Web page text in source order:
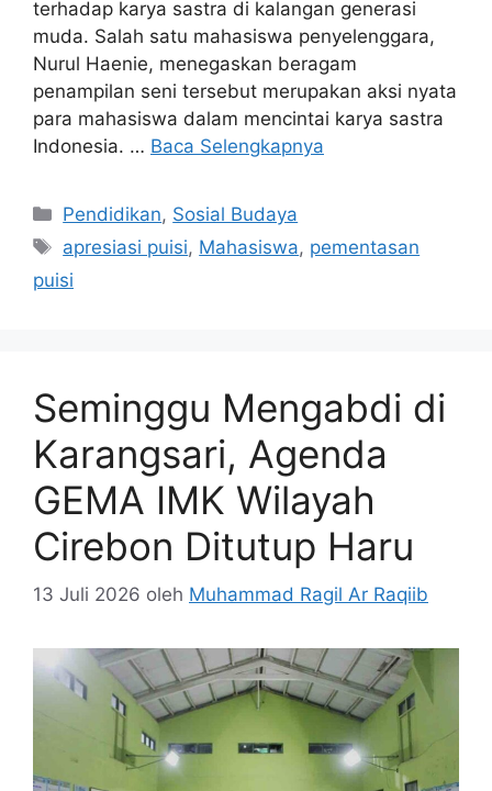
terhadap karya sastra di kalangan generasi
muda. Salah satu mahasiswa penyelenggara,
Nurul Haenie, menegaskan beragam
penampilan seni tersebut merupakan aksi nyata
para mahasiswa dalam mencintai karya sastra
Indonesia. … Baca Selengkapnya
Kategori
Pendidikan, Sosial Budaya
Tag
apresiasi puisi, Mahasiswa, pementasan
puisi
Seminggu Mengabdi di
Karangsari, Agenda
GEMA IMK Wilayah
Cirebon Ditutup Haru
13 Juli 2026 oleh Muhammad Ragil Ar Raqiib